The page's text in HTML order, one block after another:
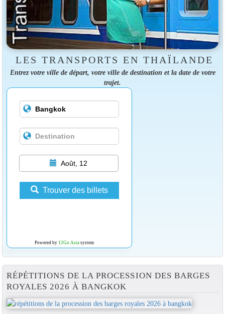
LES TRANSPORTS EN THAÏLANDE
Entrez votre ville de départ, votre ville de destination et la date de votre
trajet.
Août, 12
Trouver des billets
Powered by 12Go Asiasystem
RÉPÉTITIONS DE LA PROCESSION DES BARGES
ROYALES 2026 À BANGKOK